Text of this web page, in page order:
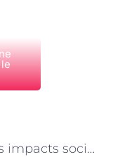
Les impacts sociaux des jeux vidéo : la responsabilité des concepteurs parisiens